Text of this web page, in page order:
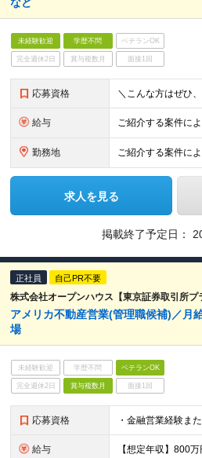
未経験歓迎 学歴不問 ベテランOK
完全週休2日 賞与複数月 面接1回
応募資格
給与 ご紹介する案件に
勤務地 ご紹介する案件に
求人を見る
掲載終了予定日：
正社員 自己PR不要
株式会社オープンハウス【東京証券取引所プ
アメリカ不動産営業(管理職候補)／月
場
未経験歓迎 学歴不問 ベテランOK
完全週休2日 賞与複数月 面接1回
応募資格
給与